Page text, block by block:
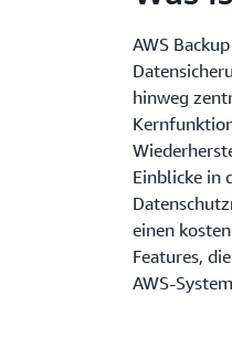
AWS
hinweg
Einblicke in
einen
Features,
AWS-